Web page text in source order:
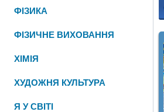
ФІЗИКА
ФІЗИЧНЕ ВИХОВАННЯ
ХІМІЯ
ХУДОЖНЯ КУЛЬТУРА
Я У СВІТІ